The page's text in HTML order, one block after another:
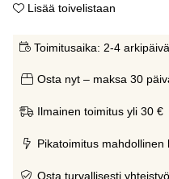
Lisää toivelistaan
Toimitusaika: 2-4
Osta nyt – maksa 30
Ilmainen toimitus yli 30 €
Pikatoimitus mahdollinen
Osta turvallisesti